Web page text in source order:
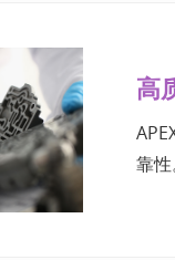
高
靠